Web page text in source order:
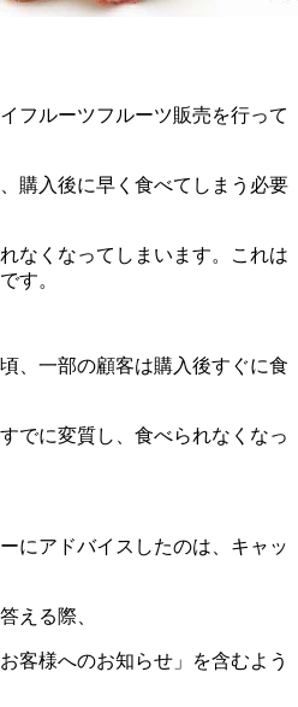
フルーツフルーツ販売を行って
購入後に早く食べてしまう必要
なくなってしまいます。これは
す。
、一部の顧客は購入後すぐに食
でに変質し、食べられなくなっ
にアドバイスしたのは、キャッ
える際、
客様へのお知らせ」を含むよう